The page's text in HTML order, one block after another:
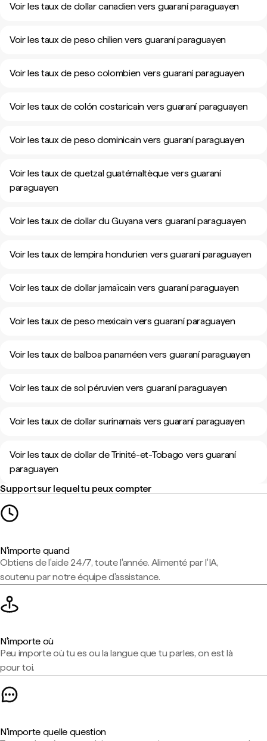
Voir les taux de dollar canadien vers guaraní paraguayen
Voir les taux de peso chilien vers guaraní paraguayen
Voir les taux de peso colombien vers guaraní paraguayen
Voir les taux de colón costaricain vers guaraní paraguayen
Voir les taux de peso dominicain vers guaraní paraguayen
Voir les taux de quetzal guatémaltèque vers guaraní
paraguayen
Voir les taux de dollar du Guyana vers guaraní paraguayen
Voir les taux de lempira hondurien vers guaraní paraguayen
Voir les taux de dollar jamaïcain vers guaraní paraguayen
Voir les taux de peso mexicain vers guaraní paraguayen
Voir les taux de balboa panaméen vers guaraní paraguayen
Voir les taux de sol péruvien vers guaraní paraguayen
Voir les taux de dollar surinamais vers guaraní paraguayen
Voir les taux de dollar de Trinité-et-Tobago vers guaraní
paraguayen
Support sur lequel tu peux compter
N'importe quand
Obtiens de l'aide 24/7, toute l'année. Alimenté par l'IA,
soutenu par notre équipe d'assistance.
N'importe où
Peu importe où tu es ou la langue que tu parles, on est là
pour toi.
N'importe quelle question